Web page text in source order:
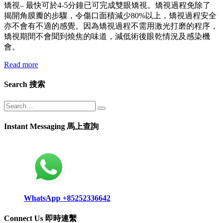
矯視– 最快可於4-5分鐘已可完成雙眼矯視。矯視過程免除了
揭開角膜瓣的步驟，令傷口面積減少80%以上，矯視過程安全
亦不會有不適的感覺。因為矯視過程不需用激光打磨的程序，
矯視期間不會聞到燒焦的味道，減低術後眼乾情況及感染機
會。
Read more
Search 搜索
Instant Messaging 馬上查詢
WhatsApp +85252336642
Connect Us 即時連繫